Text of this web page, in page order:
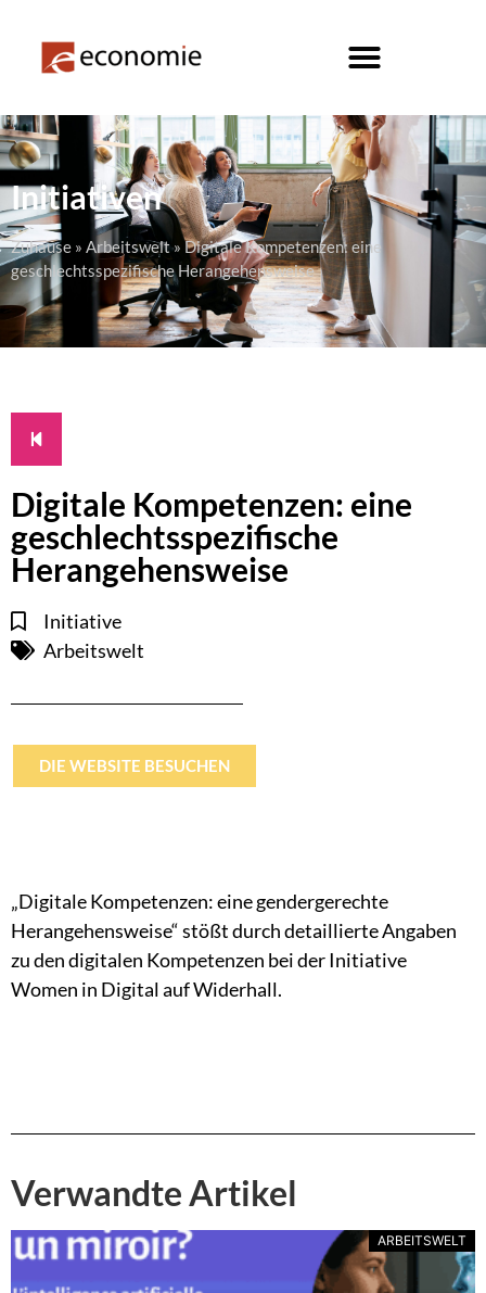
Initiativen
Zuhause » Arbeitswelt» Digitale Kompetenzen: eine
geschlechtsspezifische Herangehensweise
Digitale Kompetenzen: eine
geschlechtsspezifische
Herangehensweise
Initiative
Arbeitswelt
DIE WEBSITE BESUCHEN
„Digitale Kompetenzen: eine gendergerechte
Herangehensweise“ stößt durch detaillierte Angaben
zu den digitalen Kompetenzen bei der Initiative
Women in Digital auf Widerhall.
Verwandte Artikel
ARBEITSWELT